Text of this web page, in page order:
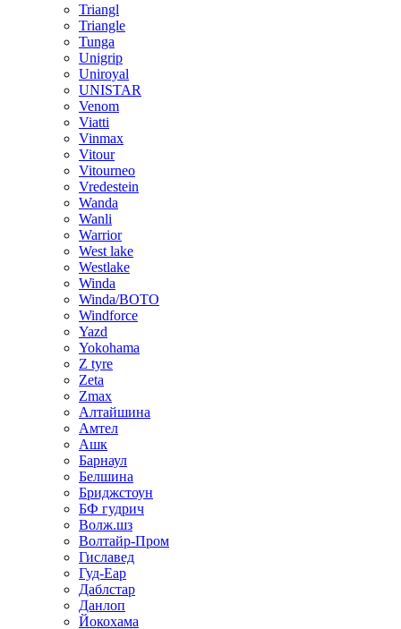
Triangl
Triangle
Tunga
Unigrip
Uniroyal
UNISTAR
Venom
Viatti
Vinmax
Vitour
Vitourneo
Vredestein
Wanda
Wanli
Warrior
West lake
Westlake
Winda
Winda/BOTO
Windforce
Yazd
Yokohama
Z tyre
Zeta
Zmax
Алтайшина
Амтел
Ашк
Барнаул
Белшина
Бриджстоун
БФ гудрич
Волж.шз
Волтайр-Пром
Гиславед
Гуд-Еар
Даблстар
Данлоп
Йокохама